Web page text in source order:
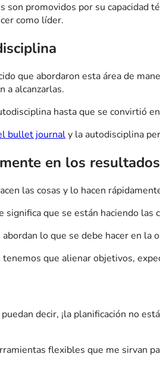
son promovidos por su capacidad
como líder.
que abordaron esta área de
a alcanzarlas.
hasta que se convirtió
bullet journaly la autodisciplina
en los resultados
las cosas y lo hacen
significa que se están haciendo las
lo que se debe hacer en la
que alienar objetivos,
decir, ¡la planificación no
flexibles que me sirvan